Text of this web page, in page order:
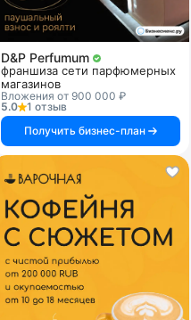
D&P Perfumum
франшиза сети парфюмерных
магазинов
Вложения от 900 000 ₽
5.0
1 отзыв
Получить бизнес-план